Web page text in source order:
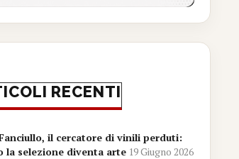
RECENTI
il cercatore di vinili perduti:
la selezione diventa arte 19 Giugno 2026